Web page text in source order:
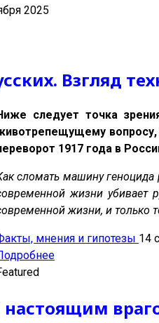
2025
Взгляд
следует точка
вопросу,
1917 года в
сломать машину геноцида
жизни убивает
жизни, и только
мнения и гипотезы 14